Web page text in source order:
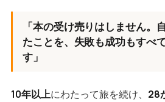
「本の受け売りはしません。
たことを、失敗も成功もすべ
す」
10年以上にわたって旅を続け、 28